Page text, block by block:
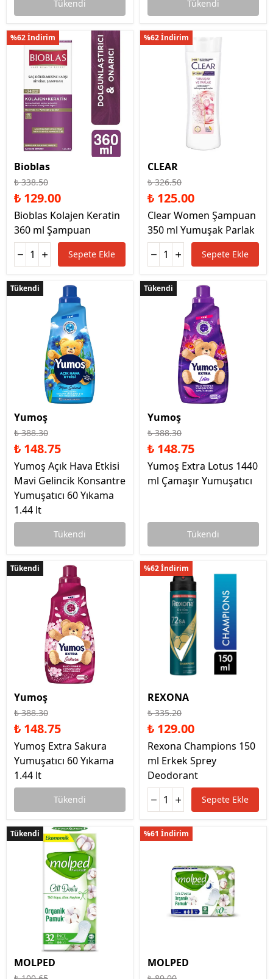
Tükendi Tükendi
%62 İndirim
Bioblas
₺ 338.50
₺ 129.00
Bioblas Kolajen Keratin
360 ml Şampuan
Sepete Ekle
%62 İndirim
CLEAR
₺ 326.50
₺ 125.00
Clear Women Şampuan
350 ml Yumuşak Parlak
Sepete Ekle
Tükendi
Tükendi
Yumoş
₺ 388.30
₺ 148.75
Yumoş Açık Hava Etkisi
Mavi Gelincik Konsantre
Yumuşatıcı 60 Yıkama
1.44 lt
Tükendi
Tükendi
Tükendi
Yumoş
₺ 388.30
₺ 148.75
Yumoş Extra Lotus 1440
ml Çamaşır Yumuşatıcı
Tükendi
Tükendi
Tükendi
Yumoş
₺ 388.30
₺ 148.75
Yumoş Extra Sakura
Yumuşatıcı 60 Yıkama
1.44 lt
Tükendi
%62 İndirim
REXONA
₺ 335.20
₺ 129.00
Rexona Champions 150
ml Erkek Sprey
Deodorant
Sepete Ekle
Tükendi
Tükendi
MOLPED
%61 İndirim
MOLPED